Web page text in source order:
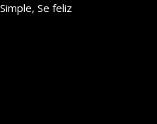
Se feliz